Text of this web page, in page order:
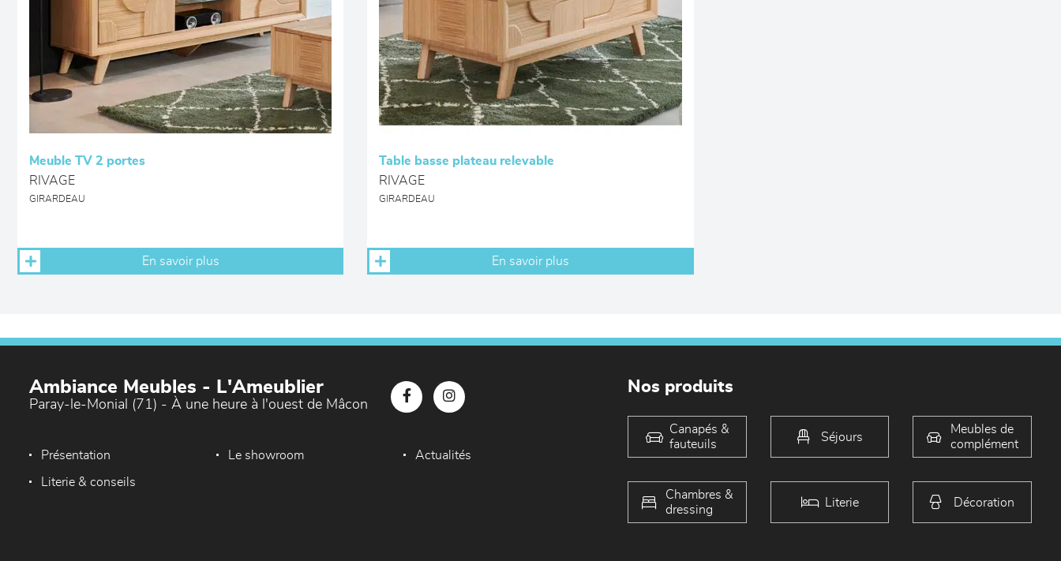
Meuble TV 2 portes
RIVAGE
GIRARDEAU
En savoir plus
Table basse plateau relevable
RIVAGE
GIRARDEAU
En savoir plus
Ambiance Meubles - L'Ameublier
Paray-le-Monial (71) - À une heure à l'ouest de Mâcon
Présentation Le showroom Actualités
Literie & conseils
Nos produits
Canapés &
fauteuils
Séjours
Meubles de
complément
Chambres &
dressing
Literie Décoration